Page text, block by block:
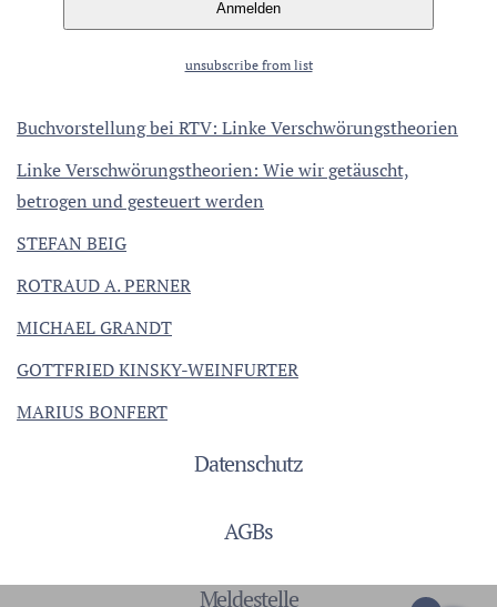
unsubscribe from list
Buchvorstellung bei RTV: Linke Verschwörungstheorien
Linke Verschwörungstheorien: Wie wir getäuscht,
betrogen und gesteuert werden
STEFAN BEIG
ROTRAUD A. PERNER
MICHAEL GRANDT
GOTTFRIED KINSKY-WEINFURTER
MARIUS BONFERT
Datenschutz
AGBs
Meldestelle